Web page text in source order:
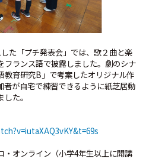
た「プチ発表会」では、歌２曲と楽
フランス語で披露しました。劇のシナ
教育研究B」で考案したオリジナル作
が自宅で練習できるように紙芝居動
た。
オンライン（小学4年生以上に開講